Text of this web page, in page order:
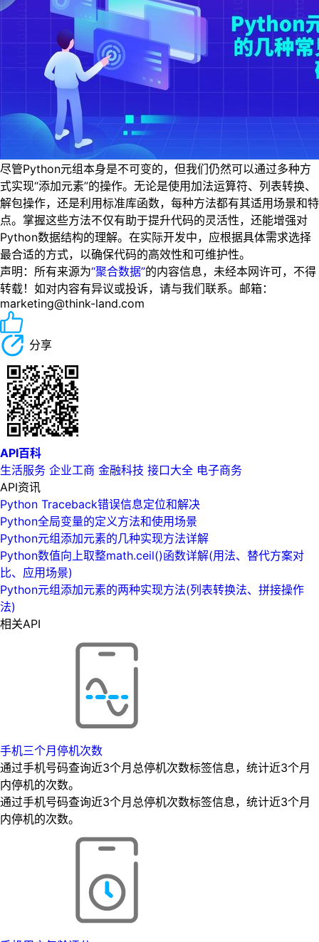
尽管Python元组本身是不可变的，但我们仍然可以通过多种方
式实现“添加元素”的操作。无论是使用加法运算符、列表转换、
解包操作，还是利用标准库函数，每种方法都有其适用场景和特
点。掌握这些方法不仅有助于提升代码的灵活性，还能增强对
Python数据结构的理解。在实际开发中，应根据具体需求选择
最合适的方式，以确保代码的高效性和可维护性。
声明：所有来源为“聚合数据”的内容信息，未经本网许可，不得
转载！如对内容有异议或投诉，请与我们联系。邮箱：
marketing@think-land.com
分享
API百科
生活服务 企业工商 金融科技 接口大全 电子商务
API资讯
Python Traceback错误信息定位和解决
Python全局变量的定义方法和使用场景
Python元组添加元素的几种实现方法详解
Python数值向上取整math.ceil()函数详解(用法、替代方案对
比、应用场景)
Python元组添加元素的两种实现方法(列表转换法、拼接操作
法)
相关API
手机三个月停机次数
通过手机号码查询近3个月总停机次数标签信息，统计近3个月
内停机的次数。
通过手机号码查询近3个月总停机次数标签信息，统计近3个月
内停机的次数。